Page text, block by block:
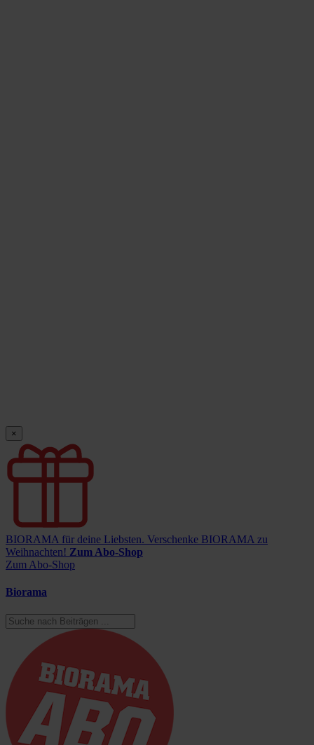
×
BIORAMA für deine Liebsten. Verschenke BIORAMA zu
Weihnachten! Zum Abo-Shop
Zum Abo-Shop
Biorama